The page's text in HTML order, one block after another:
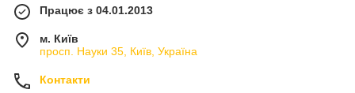
Працює з 04.01.2013
м. Київ
просп. Науки 35, Київ, Україна
Контакти